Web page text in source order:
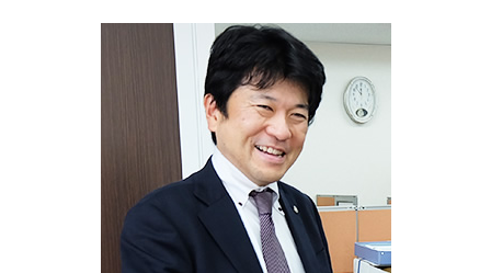
配偶者居住権 とは
不動産 持分 とは
登録免許税 とは
法人 決算 提出書類
当期純利益 とは
売上総利益 とは
白色 申告 書き方
延滞税 計算
税務代理権限証書 とは
相続 国立市 税理士
相続税 神奈川県 税理士
相続税 調布市 相談
税務相談 国立市 相談
相続 調布市 相談
相続税 多摩市 相談
相続税 国立市 相談
相続税 調布市 税理士
不動産相続 神奈川県 相談